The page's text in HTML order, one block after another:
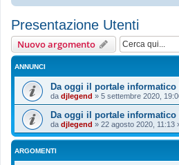
Presentazione Utenti
Nuovo argomento
ANNUNCI
Da oggi il portale informatico
da djlegend » 5 settembre 2020,
Da oggi il portale informatico
da djlegend » 22 agosto 2020, 11:13
ARGOMENTI